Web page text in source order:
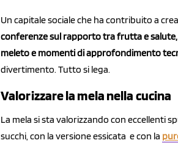
Un capitale sociale che ha contribuito a
conferenze sul rapporto tra frutta e
meleto e momenti di approfondimento
divertimento. Tutto si lega.
Valorizzare la mela nella cucina
La mela si sta valorizzando con eccellenti
succhi, con la versione essicata e con la